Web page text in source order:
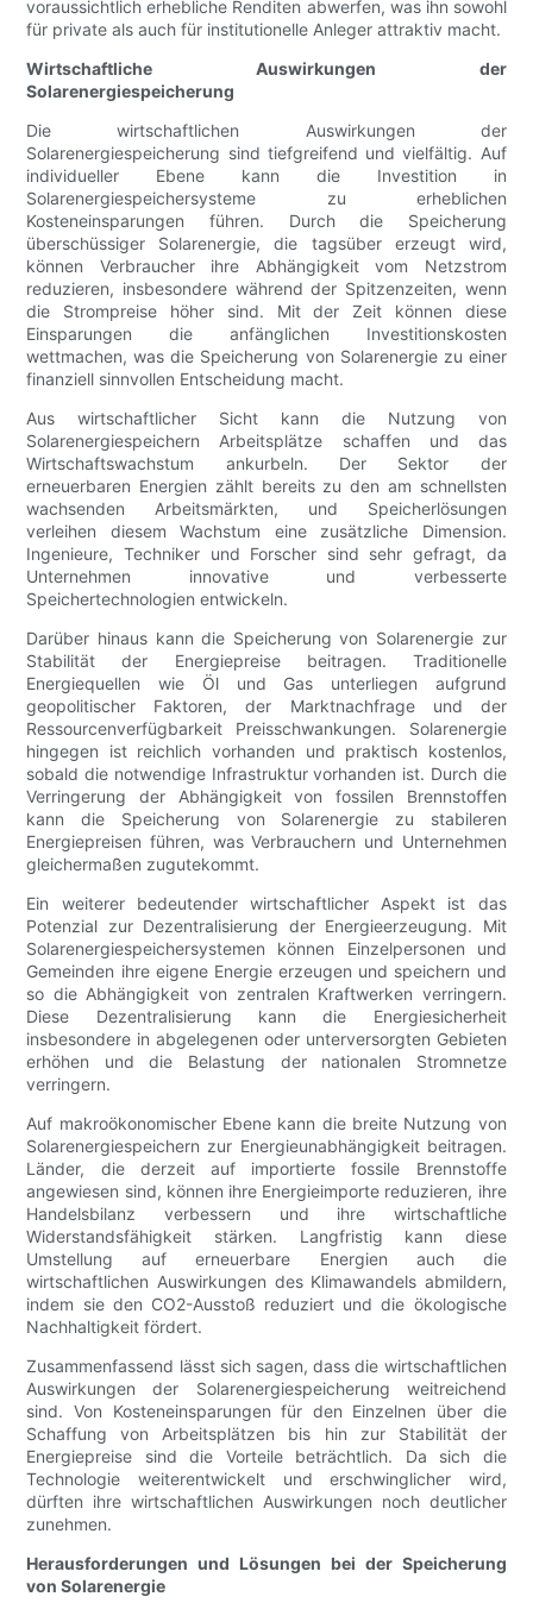
voraussichtlich erhebliche Renditen abwerfen, was ihn sowohl
für private als auch für institutionelle Anleger attraktiv macht.
Wirtschaftliche Auswirkungen der
Solarenergiespeicherung
Die wirtschaftlichen Auswirkungen der
Solarenergiespeicherung sind tiefgreifend und vielfältig. Auf
individueller Ebene kann die Investition in
Solarenergiespeichersysteme zu erheblichen
Kosteneinsparungen führen. Durch die Speicherung
überschüssiger Solarenergie, die tagsüber erzeugt wird,
können Verbraucher ihre Abhängigkeit vom Netzstrom
reduzieren, insbesondere während der Spitzenzeiten, wenn
die Strompreise höher sind. Mit der Zeit können diese
Einsparungen die anfänglichen Investitionskosten
wettmachen, was die Speicherung von Solarenergie zu einer
finanziell sinnvollen Entscheidung macht.
Aus wirtschaftlicher Sicht kann die Nutzung von
Solarenergiespeichern Arbeitsplätze schaffen und das
Wirtschaftswachstum ankurbeln. Der Sektor der
erneuerbaren Energien zählt bereits zu den am schnellsten
wachsenden Arbeitsmärkten, und Speicherlösungen
verleihen diesem Wachstum eine zusätzliche Dimension.
Ingenieure, Techniker und Forscher sind sehr gefragt, da
Unternehmen innovative und verbesserte
Speichertechnologien entwickeln.
Darüber hinaus kann die Speicherung von Solarenergie zur
Stabilität der Energiepreise beitragen. Traditionelle
Energiequellen wie Öl und Gas unterliegen aufgrund
geopolitischer Faktoren, der Marktnachfrage und der
Ressourcenverfügbarkeit Preisschwankungen. Solarenergie
hingegen ist reichlich vorhanden und praktisch kostenlos,
sobald die notwendige Infrastruktur vorhanden ist. Durch die
Verringerung der Abhängigkeit von fossilen Brennstoffen
kann die Speicherung von Solarenergie zu stabileren
Energiepreisen führen, was Verbrauchern und Unternehmen
gleichermaßen zugutekommt.
Ein weiterer bedeutender wirtschaftlicher Aspekt ist das
Potenzial zur Dezentralisierung der Energieerzeugung. Mit
Solarenergiespeichersystemen können Einzelpersonen und
Gemeinden ihre eigene Energie erzeugen und speichern und
so die Abhängigkeit von zentralen Kraftwerken verringern.
Diese Dezentralisierung kann die Energiesicherheit
insbesondere in abgelegenen oder unterversorgten Gebieten
erhöhen und die Belastung der nationalen Stromnetze
verringern.
Auf makroökonomischer Ebene kann die breite Nutzung von
Solarenergiespeichern zur Energieunabhängigkeit beitragen.
Länder, die derzeit auf importierte fossile Brennstoffe
angewiesen sind, können ihre Energieimporte reduzieren, ihre
Handelsbilanz verbessern und ihre wirtschaftliche
Widerstandsfähigkeit stärken. Langfristig kann diese
Umstellung auf erneuerbare Energien auch die
wirtschaftlichen Auswirkungen des Klimawandels abmildern,
indem sie den CO2-Ausstoß reduziert und die ökologische
Nachhaltigkeit fördert.
Zusammenfassend lässt sich sagen, dass die wirtschaftlichen
Auswirkungen der Solarenergiespeicherung weitreichend
sind. Von Kosteneinsparungen für den Einzelnen über die
Schaffung von Arbeitsplätzen bis hin zur Stabilität der
Energiepreise sind die Vorteile beträchtlich. Da sich die
Technologie weiterentwickelt und erschwinglicher wird,
dürften ihre wirtschaftlichen Auswirkungen noch deutlicher
zunehmen.
Herausforderungen und Lösungen bei der Speicherung
von Solarenergie